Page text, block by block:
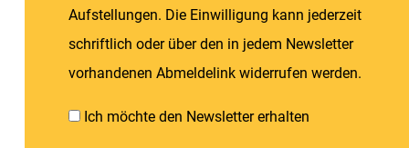
Aufstellungen. Die Einwilligung kann jederzeit
schriftlich oder über den in jedem Newsletter
vorhandenen Abmeldelink widerrufen werden.
Ich möchte den Newsletter erhalten